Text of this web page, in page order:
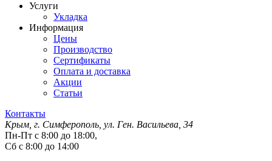
Услуги
Укладка
Информация
Цены
Производство
Сертификаты
Оплата и доставка
Акции
Статьи
Контакты
Крым, г. Симферополь, ул. Ген. Васильева, 34
Пн-Пт с 8:00 до 18:00,
Сб с 8:00 до 14:00